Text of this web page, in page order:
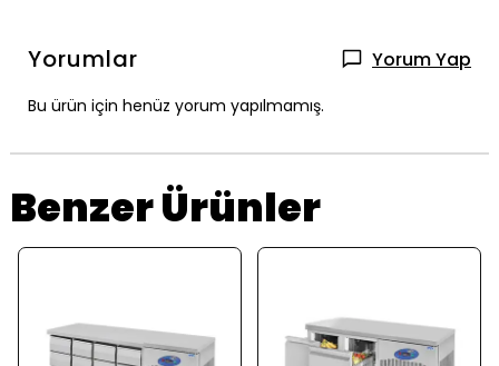
Yorumlar Yorum Yap
Bu ürün için henüz yorum yapılmamış.
Benzer Ürünler